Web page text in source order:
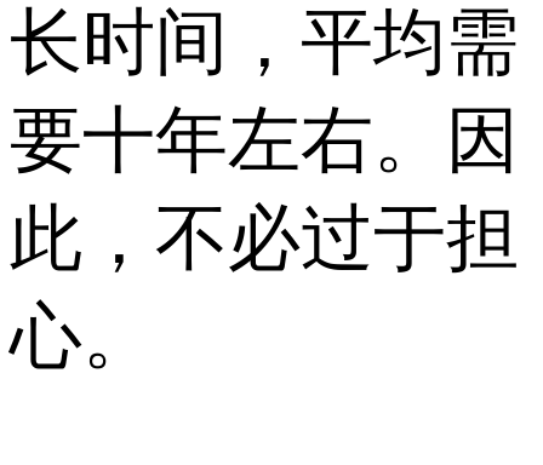
长时间，平均需
要十年左右。因
此，不必过于担
心。